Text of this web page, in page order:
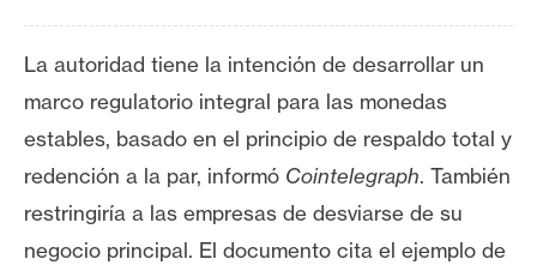
La autoridad tiene la intención de desarrollar un
marco regulatorio integral para las monedas
estables, basado en el principio de respaldo total y
redención a la par, informó Cointelegraph. También
restringiría a las empresas de desviarse de su
negocio principal. El documento cita el ejemplo de